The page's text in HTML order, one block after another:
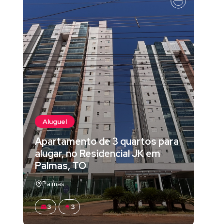
Aluguel
Apartamento de 3 quartos para
alugar, no Residencial JK em
Palmas, TO
Palmas
3 3